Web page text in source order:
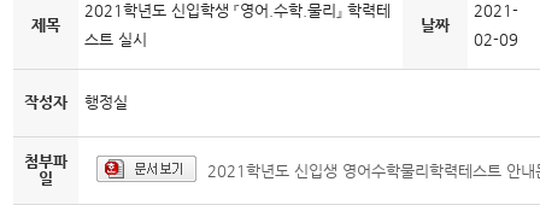
제목
2021학년도 신입학생 『영어.수학.물리』 학력테
스트 실시
날짜
2021-
02-09
작성자 행정실
첨부파
일
2021학년도 신입생 영어수학물리학력테스트 안